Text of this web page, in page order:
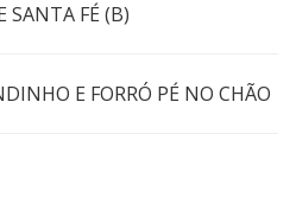
SANTA FÉ (B)
E FORRÓ PÉ NO CHÃO